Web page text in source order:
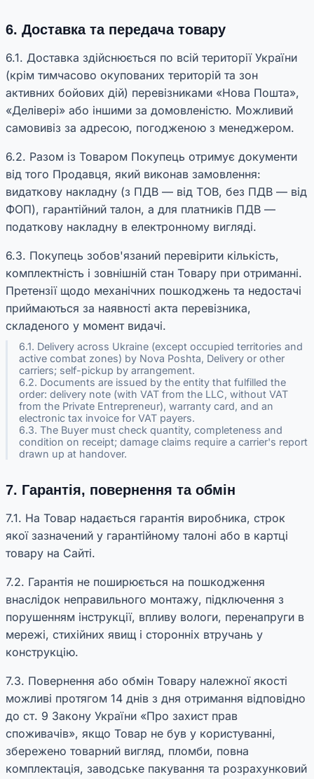
6. Доставка та передача товару
6.1. Доставка здійснюється по всій території України
(крім тимчасово окупованих територій та зон
активних бойових дій) перевізниками «Нова Пошта»,
«Делівері» або іншими за домовленістю. Можливий
самовивіз за адресою, погодженою з менеджером.
6.2. Разом із Товаром Покупець отримує документи
від того Продавця, який виконав замовлення:
видаткову накладну (з ПДВ — від ТОВ, без ПДВ — від
ФОП), гарантійний талон, а для платників ПДВ —
податкову накладну в електронному вигляді.
6.3. Покупець зобов'язаний перевірити кількість,
комплектність і зовнішній стан Товару при отриманні.
Претензії щодо механічних пошкоджень та недостачі
приймаються за наявності акта перевізника,
складеного у момент видачі.
6.1. Delivery across Ukraine (except occupied territories and
active combat zones) by Nova Poshta, Delivery or other
carriers; self-pickup by arrangement.
6.2. Documents are issued by the entity that fulfilled the
order: delivery note (with VAT from the LLC, without VAT
from the Private Entrepreneur), warranty card, and an
electronic tax invoice for VAT payers.
6.3. The Buyer must check quantity, completeness and
condition on receipt; damage claims require a carrier's report
drawn up at handover.
7. Гарантія, повернення та обмін
7.1. На Товар надається гарантія виробника, строк
якої зазначений у гарантійному талоні або в картці
товару на Сайті.
7.2. Гарантія не поширюється на пошкодження
внаслідок неправильного монтажу, підключення з
порушенням інструкції, впливу вологи, перенапруги в
мережі, стихійних явищ і сторонніх втручань у
конструкцію.
7.3. Повернення або обмін Товару належної якості
можливі протягом 14 днів з дня отримання відповідно
до ст. 9 Закону України «Про захист прав
споживачів», якщо Товар не був у користуванні,
збережено товарний вигляд, пломби, повна
комплектація, заводське пакування та розрахунковий